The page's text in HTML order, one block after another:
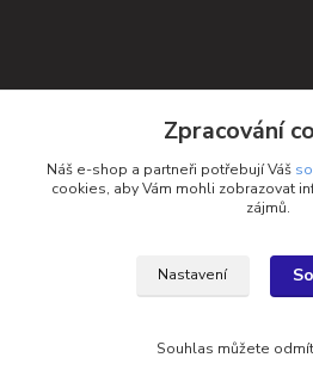
+420 732 552 122
Zpracování
Náš e-shop a partneři potřebují Váš
cookies, aby Vám mohli zobrazovat
zájmů.
Nastavení
Souhlas můžete